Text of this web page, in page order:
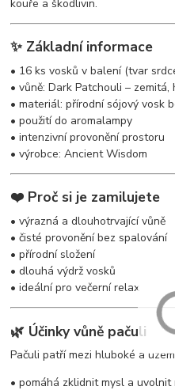
kouře a škodlivin.
✨ Základní informace
• 16 ks vosků v balení (tvar
• vůně: Dark Patchouli –
• materiál: přírodní sójový vosk
• použití do aromalampy
• intenzivní provonění prostoru
• výrobce: Ancient Wisdom
❤️ Proč si je zamilujete
• výrazná a dlouhotrvající vůně
• čisté provonění bez spalování
• přírodní složení
• dlouhá výdrž vosků
• ideální pro večerní relax
🌿 Účinky vůně pačuli
Pačuli patří mezi hluboké a
• pomáhá zklidnit mysl a uvolnit